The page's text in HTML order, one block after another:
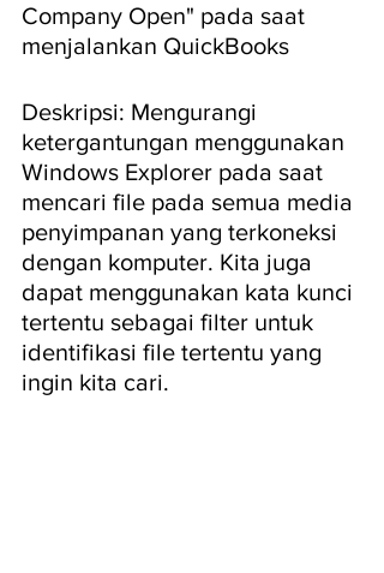
Company Open" pada saat
menjalankan QuickBooks
Deskripsi: Mengurangi
ketergantungan menggunakan
Windows Explorer pada saat
mencari file pada semua media
penyimpanan yang terkoneksi
dengan komputer. Kita juga
dapat menggunakan kata kunci
tertentu sebagai filter untuk
identifikasi file tertentu yang
ingin kita cari.